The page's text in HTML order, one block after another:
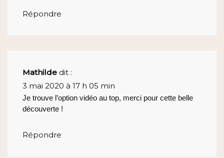
Répondre
Mathilde dit :
3 mai 2020 à 17 h 05 min
Je trouve l’option vidéo au top, merci pour cette belle
découverte !
Répondre